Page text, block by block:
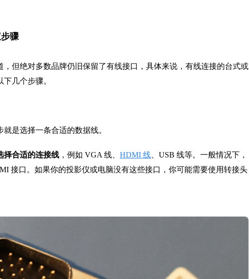
骤
但绝对多数品牌仍旧保留了有线接口，具体来说，有线连接的台式或
几个步骤。
是选择一条合适的数据线。
择合适的连接线 ，例如 VGA 线、 HDMI 线 、USB 线等。一般情况下，
接口。如果你的投影仪或电脑没有这些接口，你可能需要使用转接头